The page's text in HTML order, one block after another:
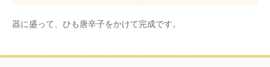
器に盛って、ひも唐辛子をかけて完成です。